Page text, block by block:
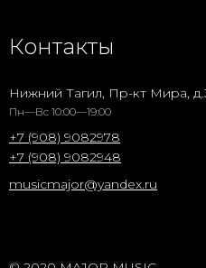
Контакты
Нижний Тагил, Пр-кт Мира,
Пн—Вс 10:00—19:00
+7 (908) 9082978
+7 (908) 9082948
musicmajor@yandex.ru